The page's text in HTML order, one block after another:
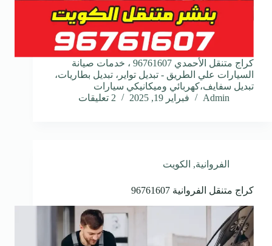
كراج متنقل الأحمدي 96761607 ، خدمات صيانة
السيارات علي الطريق - تبديل تواير، تبديل بطاريات،
تبديل سفايف،كهربائي وميكانيكي سيارات
Admin
فبراير 19, 2025 2 تعليقات
الفروانية, الكويت
كراج متنقل الفروانية 96761607